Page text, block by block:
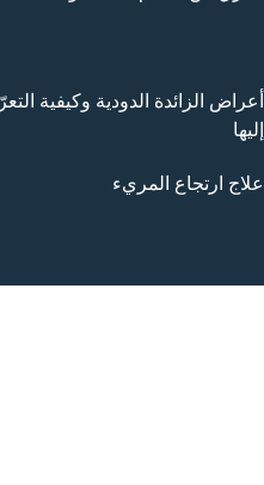
أعراض الزائدة الدودية وكيفية
إليها
علاج ارتجاع المريء